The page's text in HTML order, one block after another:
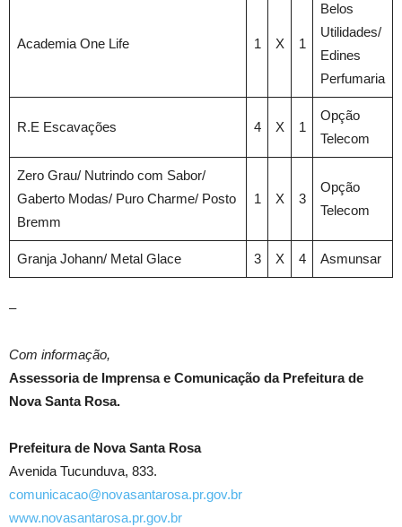
Academia One Life 1 X 1
Belos
Utilidades/
Edines
Perfumaria
R.E Escavações 4 X 1
Opção
Telecom
Zero Grau/ Nutrindo com Sabor/
Gaberto Modas/ Puro Charme/ Posto
Bremm
1 X 3
Opção
Telecom
Granja Johann/ Metal Glace 3 X 4 Asmunsar
–
Com informação,
Assessoria de Imprensa e Comunicação da Prefeitura de
Nova Santa Rosa.
Prefeitura de Nova Santa Rosa
Avenida Tucunduva, 833.
comunicacao@novasantarosa.pr.gov.br
www.novasantarosa.pr.gov.br